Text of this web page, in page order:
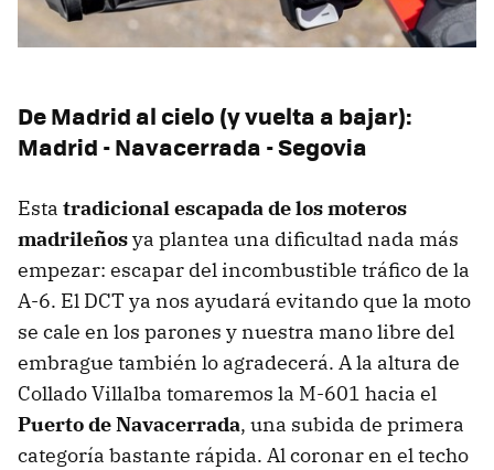
De Madrid al cielo (y vuelta a bajar):
Madrid - Navacerrada - Segovia
Esta tradicional escapada de los moteros
madrileñosya plantea una dificultad nada más
empezar: escapar del incombustible tráfico de la
A-6. El DCT ya nos ayudará evitando que la moto
se cale en los parones y nuestra mano libre del
embrague también lo agradecerá. A la altura de
Collado Villalba tomaremos la M-601 hacia el
Puerto de Navacerrada, una subida de primera
categoría bastante rápida. Al coronar en el techo